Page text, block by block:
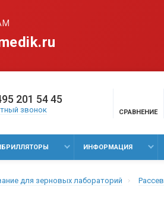
201 54 45
звонок СРАВНЕНИЕ
ИНФОРМАЦИЯ
для зерновых лабораторий